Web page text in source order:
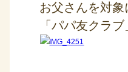
お父さんを対象
「パパ友クラ